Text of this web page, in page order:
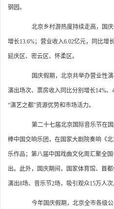
钢园。
北京乡村游热度持续走高，国庆
增长13.6%；营业收入6.02亿元，同比增
延庆区、密云区、怀柔区。
国庆假期，北京共举办营业性演
演出场次、票房收入同比分别增长14%
“演艺之都”资源优势和市场活力。
第二十七届北京国际音乐节在国
棒中国交响乐团，在国家大剧院奏响《
乐作品；第八届中国戏曲文化周汇聚全
出。此外，国庆期间，国家体育馆、首
演出8场、音乐节2场，吸引观众15万人次
今年国庆假期，北京全市各级公